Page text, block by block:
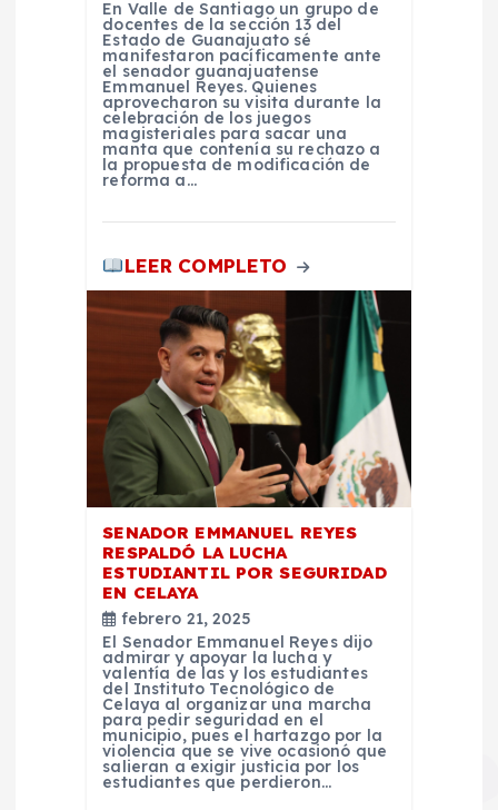
En Valle de Santiago un grupo de
docentes de la sección 13 del
Estado de Guanajuato sé
manifestaron pacíficamente ante
el senador guanajuatense
Emmanuel Reyes. Quienes
aprovecharon su visita durante la
celebración de los juegos
magisteriales para sacar una
manta que contenía su rechazo a
la propuesta de modificación de
reforma a…
LEER COMPLETO
SENADOR EMMANUEL REYES
RESPALDÓ LA LUCHA
ESTUDIANTIL POR SEGURIDAD
EN CELAYA
febrero 21, 2025
El Senador Emmanuel Reyes dijo
admirar y apoyar la lucha y
valentía de las y los estudiantes
del Instituto Tecnológico de
Celaya al organizar una marcha
para pedir seguridad en el
municipio, pues el hartazgo por la
violencia que se vive ocasionó que
salieran a exigir justicia por los
estudiantes que perdieron…